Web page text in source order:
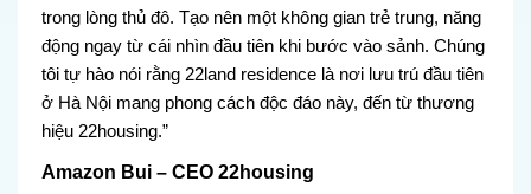
trong lòng thủ đô. Tạo nên một không gian trẻ trung, năng
động ngay từ cái nhìn đầu tiên khi bước vào sảnh. Chúng
tôi tự hào nói rằng 22land residence là nơi lưu trú đầu tiên
ở Hà Nội mang phong cách độc đáo này, đến từ thương
hiệu 22housing.”
Amazon Bui – CEO 22housing